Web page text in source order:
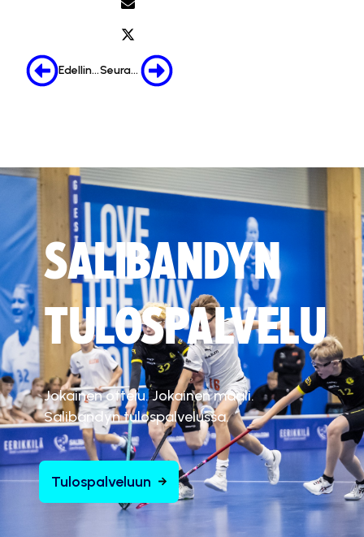
Edellinen Seuraava
SALIBANDYN
TULOSPALVELU
Jokainen ottelu. Jokainen maali.
Salibandyn tulospalvelussa.
Tulospalveluun